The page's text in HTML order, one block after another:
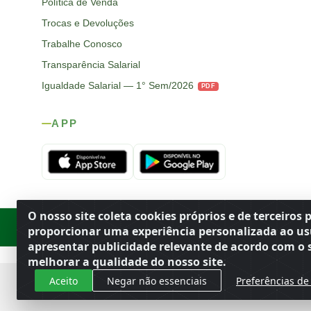
O nosso site coleta cookies próprios e de terceiros
proporcionar uma experiência personalizada ao
apresentar publicidade relevante de acordo com o
melhorar a qualidade do nosso site.
Aceito Negar não essenciais Preferências de
Política de Venda
Trocas e Devoluções
Trabalhe Conosco
Transparência Salarial
Igualdade Salarial — 1° Sem/2026
PDF
APP
Rod. SP-215, s/n, km 98 — Área Rural Porto Ferreira/ ·